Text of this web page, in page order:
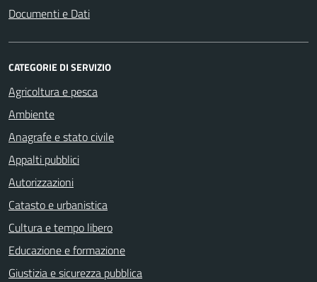
Documenti e Dati
CATEGORIE DI SERVIZIO
Agricoltura e pesca
Ambiente
Anagrafe e stato civile
Appalti pubblici
Autorizzazioni
Catasto e urbanistica
Cultura e tempo libero
Educazione e formazione
Giustizia e sicurezza pubblica